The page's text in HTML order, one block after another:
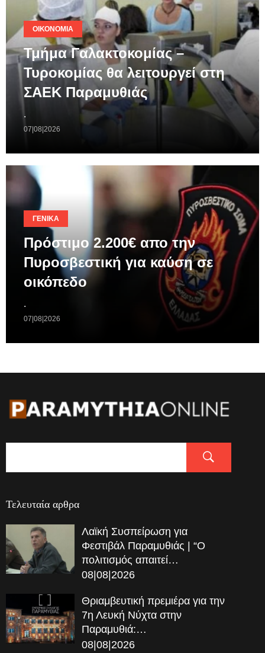
ΟΙΚΟΝΟΜΊΑ
Τμήμα Γαλακτοκομίας –
Τυροκομίας θα λειτουργεί στη
ΣΑΕΚ Παραμυθιάς
.
07|08|2026
ΓΕΝΙΚΆ
Πρόστιμο 2.200€ απο την
Πυροσβεστική για καύση σε
οικόπεδο
.
07|08|2026
Τελευταία αρθρα
Λαϊκή Συσπείρωση για
Φεστιβάλ Παραμυθιάς | “Ο
πολιτισμός απαιτεί…
08|08|2026
Θριαμβευτική πρεμιέρα για την
7η Λευκή Νύχτα στην
Παραμυθιά:…
08|08|2026